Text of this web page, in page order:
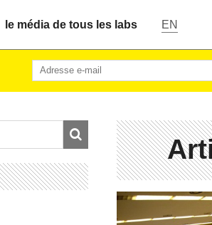
le média de tous les labs EN